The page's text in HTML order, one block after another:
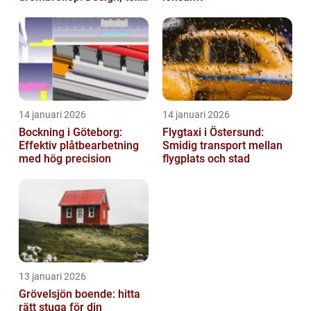
14 januari 2026
Bockning i Göteborg:
Effektiv plåtbearbetning
med hög precision
14 januari 2026
Flygtaxi i Östersund:
Smidig transport mellan
flygplats och stad
13 januari 2026
Grövelsjön boende: hitta
rätt stuga för din